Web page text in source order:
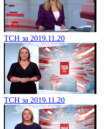
ТСН за 2019.11.20
ТСН за 2019.11.20